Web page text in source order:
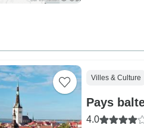
Villes & Culture
Pays
4.0